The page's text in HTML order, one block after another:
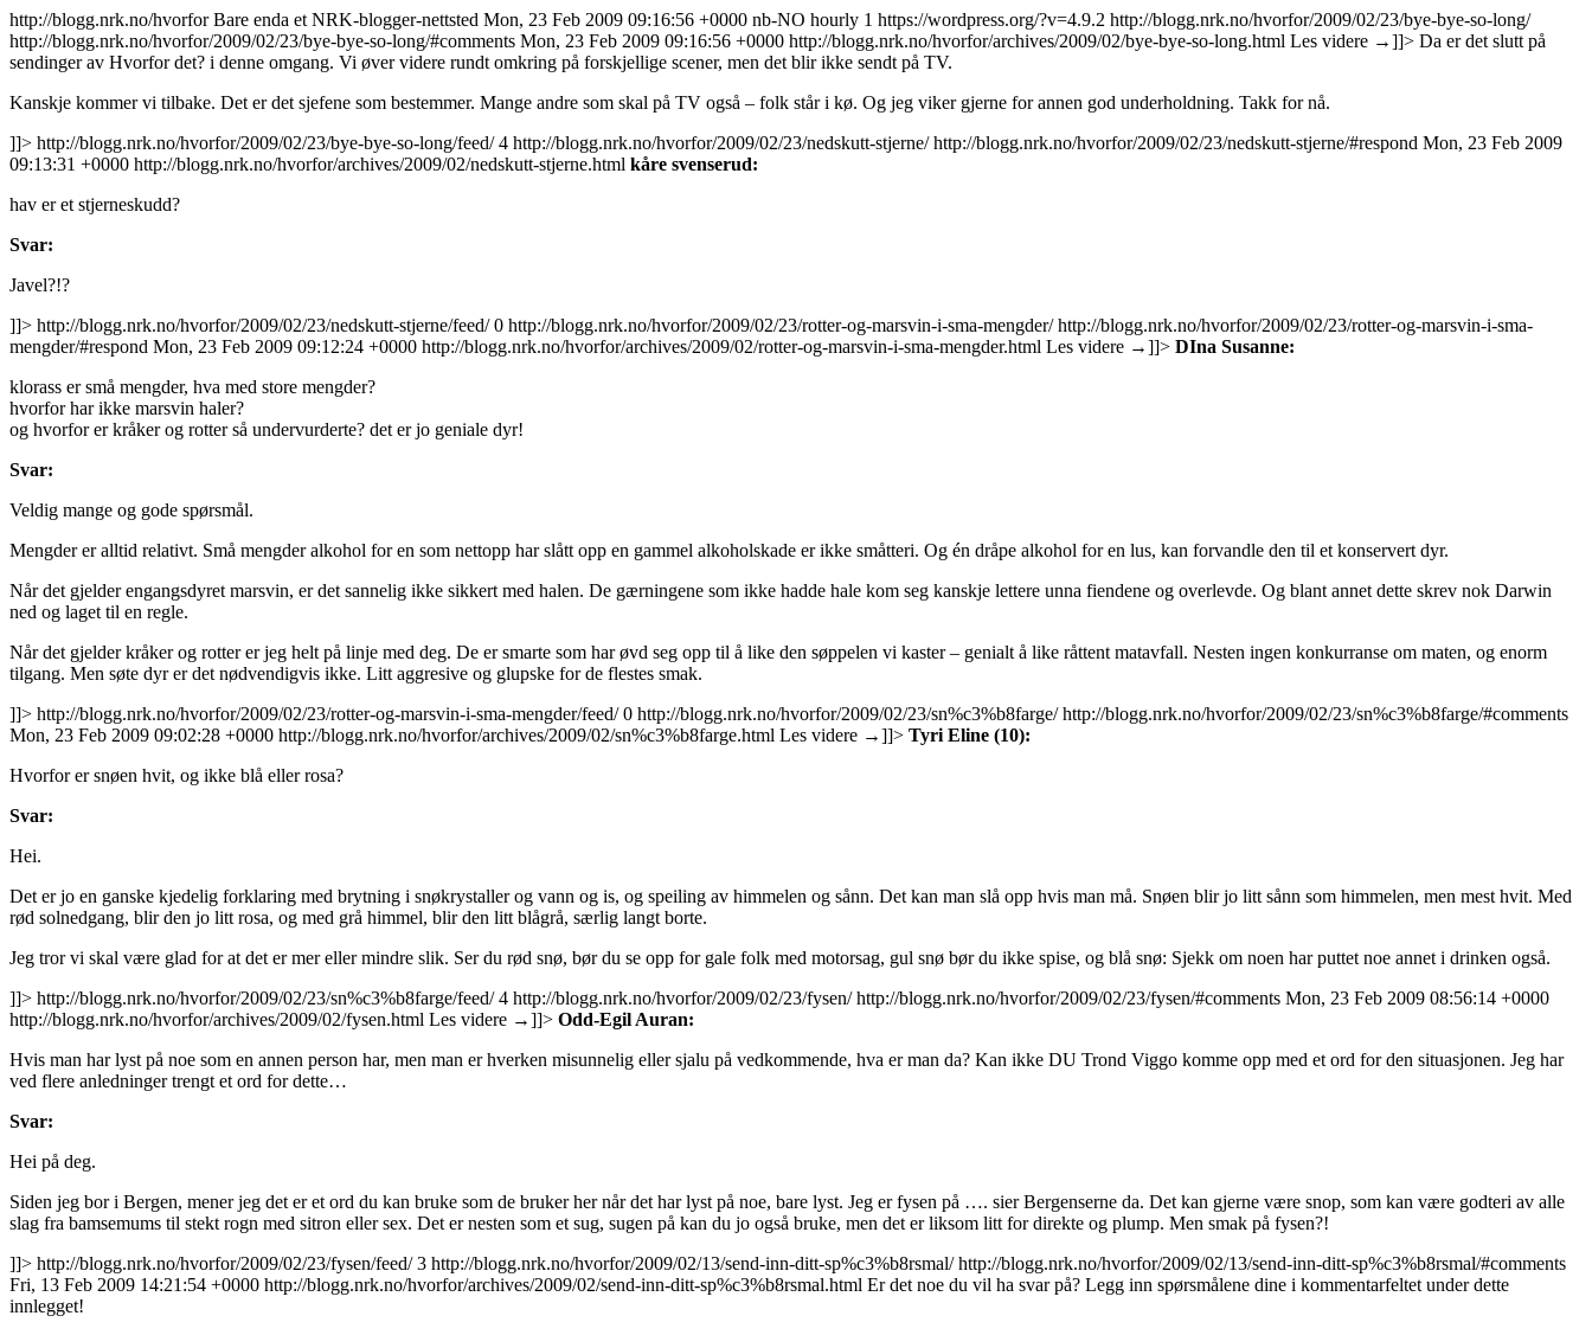
http://blogg.nrk.no/hvorforBare enda et NRK-blogger-nettsted Mon, 23 Feb 2009 09:16:56 +0000 nb-NO hourly 1 https://wordpress.org/?v=4.9.2 http://blogg.nrk.no/hvorfor/2009/02/23/bye-bye-so-long/
http://blogg.nrk.no/hvorfor/2009/02/23/bye-bye-so-long/#comments Mon, 23 Feb 2009 09:16:56 +0000 http://blogg.nrk.no/hvorfor/archives/2009/02/bye-bye-so-long.html Les videre →]]> Da er det slutt på
sendinger av Hvorfor det? i denne omgang. Vi øver videre rundt omkring på forskjellige scener, men det blir ikke sendt på TV.
Kanskje kommer vi tilbake. Det er det sjefene som bestemmer. Mange andre som skal på TV også – folk står i kø. Og jeg viker gjerne for annen god underholdning. Takk for nå.
]]> http://blogg.nrk.no/hvorfor/2009/02/23/bye-bye-so-long/feed/ 4 http://blogg.nrk.no/hvorfor/2009/02/23/nedskutt-stjerne/http://blogg.nrk.no/hvorfor/2009/02/23/nedskutt-stjerne/#respond Mon, 23 Feb 2009
09:13:31 +0000 http://blogg.nrk.no/hvorfor/archives/2009/02/nedskutt-stjerne.html kåre svenserud:
hav er et stjerneskudd?
Svar:
Javel?!?
]]> http://blogg.nrk.no/hvorfor/2009/02/23/nedskutt-stjerne/feed/ 0 http://blogg.nrk.no/hvorfor/2009/02/23/rotter-og-marsvin-i-sma-mengder/http://blogg.nrk.no/hvorfor/2009/02/23/rotter-og-marsvin-i-sma-
mengder/#respond Mon, 23 Feb 2009 09:12:24 +0000 http://blogg.nrk.no/hvorfor/archives/2009/02/rotter-og-marsvin-i-sma-mengder.html Les videre →]]> DIna Susanne:
klorass er små mengder, hva med store mengder?
hvorfor har ikke marsvin haler?
og hvorfor er kråker og rotter så undervurderte? det er jo geniale dyr!
Svar:
Veldig mange og gode spørsmål.
Mengder er alltid relativt. Små mengder alkohol for en som nettopp har slått opp en gammel alkoholskade er ikke småtteri. Og én dråpe alkohol for en lus, kan forvandle den til et konservert dyr.
Når det gjelder engangsdyret marsvin, er det sannelig ikke sikkert med halen. De gærningene som ikke hadde hale kom seg kanskje lettere unna fiendene og overlevde. Og blant annet dette skrev nok Darwin
ned og laget til en regle.
Når det gjelder kråker og rotter er jeg helt på linje med deg. De er smarte som har øvd seg opp til å like den søppelen vi kaster – genialt å like råttent matavfall. Nesten ingen konkurranse om maten, og enorm
tilgang. Men søte dyr er det nødvendigvis ikke. Litt aggresive og glupske for de flestes smak.
]]> http://blogg.nrk.no/hvorfor/2009/02/23/rotter-og-marsvin-i-sma-mengder/feed/ 0 http://blogg.nrk.no/hvorfor/2009/02/23/sn%c3%b8farge/http://blogg.nrk.no/hvorfor/2009/02/23/sn%c3%b8farge/#comments
Mon, 23 Feb 2009 09:02:28 +0000 http://blogg.nrk.no/hvorfor/archives/2009/02/sn%c3%b8farge.html Les videre →]]> Tyri Eline (10):
Hvorfor er snøen hvit, og ikke blå eller rosa?
Svar:
Hei.
Det er jo en ganske kjedelig forklaring med brytning i snøkrystaller og vann og is, og speiling av himmelen og sånn. Det kan man slå opp hvis man må. Snøen blir jo litt sånn som himmelen, men mest hvit. Med
rød solnedgang, blir den jo litt rosa, og med grå himmel, blir den litt blågrå, særlig langt borte.
Jeg tror vi skal være glad for at det er mer eller mindre slik. Ser du rød snø, bør du se opp for gale folk med motorsag, gul snø bør du ikke spise, og blå snø: Sjekk om noen har puttet noe annet i drinken også.
]]> http://blogg.nrk.no/hvorfor/2009/02/23/sn%c3%b8farge/feed/ 4 http://blogg.nrk.no/hvorfor/2009/02/23/fysen/http://blogg.nrk.no/hvorfor/2009/02/23/fysen/#comments Mon, 23 Feb 2009 08:56:14 +0000
http://blogg.nrk.no/hvorfor/archives/2009/02/fysen.html Les videre →]]> Odd-Egil Auran:
Hvis man har lyst på noe som en annen person har, men man er hverken misunnelig eller sjalu på vedkommende, hva er man da? Kan ikke DU Trond Viggo komme opp med et ord for den situasjonen. Jeg har
ved flere anledninger trengt et ord for dette…
Svar:
Hei på deg.
Siden jeg bor i Bergen, mener jeg det er et ord du kan bruke som de bruker her når det har lyst på noe, bare lyst. Jeg er fysen på …. sier Bergenserne da. Det kan gjerne være snop, som kan være godteri av alle
slag fra bamsemums til stekt rogn med sitron eller sex. Det er nesten som et sug, sugen på kan du jo også bruke, men det er liksom litt for direkte og plump. Men smak på fysen?!
]]> http://blogg.nrk.no/hvorfor/2009/02/23/fysen/feed/ 3 http://blogg.nrk.no/hvorfor/2009/02/13/send-inn-ditt-sp%c3%b8rsmal/http://blogg.nrk.no/hvorfor/2009/02/13/send-inn-ditt-sp%c3%b8rsmal/#comments
Fri, 13 Feb 2009 14:21:54 +0000 http://blogg.nrk.no/hvorfor/archives/2009/02/send-inn-ditt-sp%c3%b8rsmal.html Er det noe du vil ha svar på? Legg inn spørsmålene dine i kommentarfeltet under dette
innlegget!